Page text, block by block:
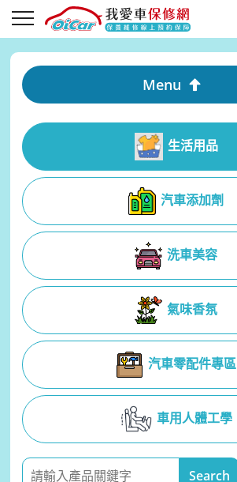
Menu
生活用品
汽車添加劑
洗車美容
氣味香氛
汽車零配件專區
車用人體工學